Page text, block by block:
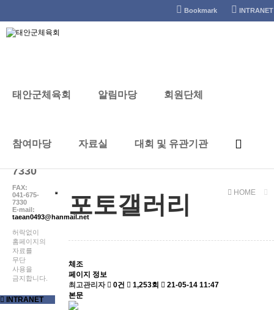
Bookmark INTRANET
태안군체육회 알림마당 회원단체
참여마당 자료실 대회 및 유관기관
포토갤러리 HOME
체조
페이지 정보
최고관리자
0건 1,253회
21-05-14 11:47
본문
041-
7330
FAX:
041-675-
7330
E-mail:
taean0493@hanmail.net
허락없이
홈페이지의
자료를
무단
사용을
금지합니다.
INTRANET